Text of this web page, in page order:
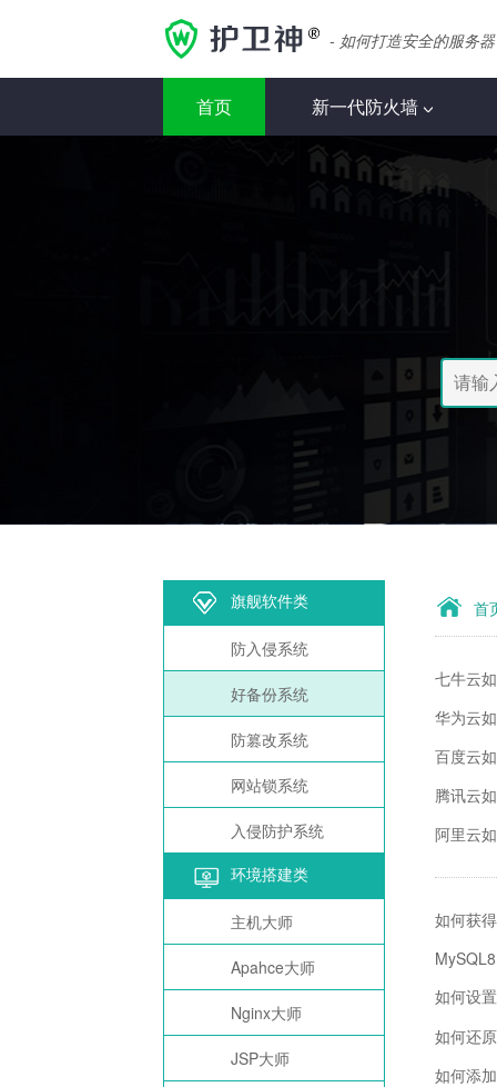
- 如何打造安全的服务
首页 新一代防火墙
旗舰软件类
防入侵系统
好备份系统
防篡改系统
网站锁系统
入侵防护系统
环境搭建类
主机大师
Apahce大师
Nginx大师
JSP大师
首
七牛云
华为云
百度云
腾讯云
阿里云
如何获
如何设
如何还
如何添